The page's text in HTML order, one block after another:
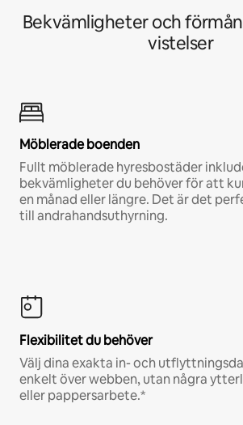
Bekvämligheter och
vistelser
Möblerade boenden
Fullt möblerade hyresbostäder
bekvämligheter du behöver för att
en månad eller längre. Det är det
till andrahandsuthyrning.
Flexibilitet du behöver
Välj dina exakta in- och
enkelt över webben, utan några
eller pappersarbete.*